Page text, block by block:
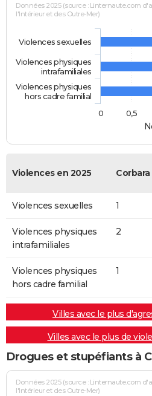
Données 2025 (source : Linternaute.com
l'Intérieur et des Outre-Mer)
Violences sexuelles
Violences physiques
intrafamiliales
Violences physiques
hors cadre familial
0
0,5
Violences en 2025 Corbara
Violences sexuelles 1
Violences physiques
intrafamiliales
2
Violences physiques
hors cadre familial
1
Villes avec le plus
Villes avec le plus de
Drogues et stupéfiants à
Données 2025 (source : Linternaute.com
l'Intérieur et des Outre-Mer)